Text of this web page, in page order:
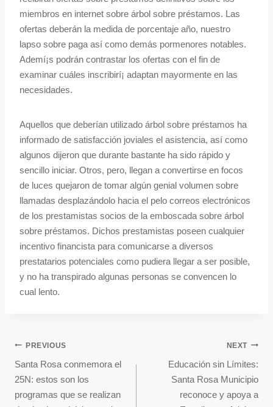
miembros en internet sobre árbol sobre préstamos. Las
ofertas deberán la medida de porcentaje año, nuestro
lapso sobre paga así­ como demás pormenores notables.
Ademí¡s podrán contrastar los ofertas con el fin de
examinar cuáles inscribirí¡ adaptan mayormente en las
necesidades.
Aquellos que deberían utilizado árbol sobre préstamos ha
informado de satisfacción joviales el asistencia, así­ como
algunos dijeron que durante bastante ha sido rápido y
sencillo iniciar. Otros, pero, llegan a convertirse en focos
de luces quejaron de tomar algún genial volumen sobre
llamadas desplazándolo hacia el pelo correos electrónicos
de los prestamistas socios de la emboscada sobre árbol
sobre préstamos. Dichos prestamistas poseen cualquier
incentivo financista para comunicarse a diversos
prestatarios potenciales como pudiera llegar a ser posible,
y no ha transpirado algunas personas se convencen lo
cual lento.
PREVIOUS
Santa Rosa conmemora el
25N: estos son los
programas que se realizan
NEXT
Educación sin Límites:
Santa Rosa Municipio
reconoce y apoya a